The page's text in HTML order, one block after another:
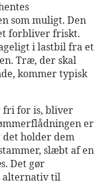
som muligt. Den
forbliver friskt.
i lastbil fra et
Træ, der skal
kommer typisk
fri for is, bliver
er
det holder dem
slæbt af en
Det gør
alternativ til